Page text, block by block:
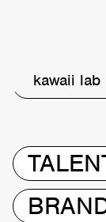
kawaii lab